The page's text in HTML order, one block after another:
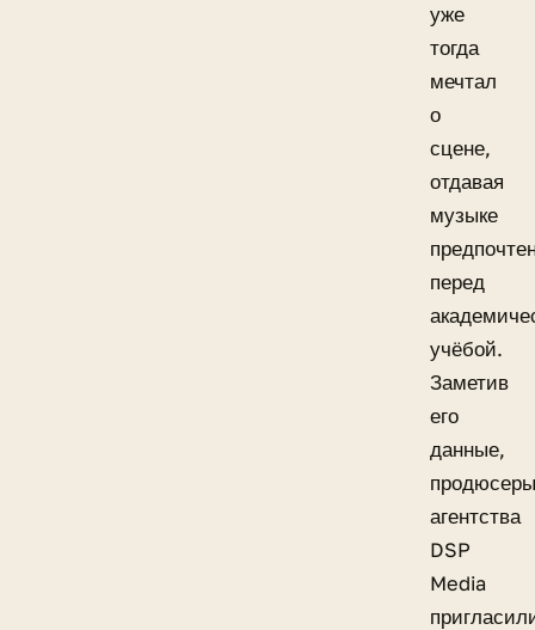
уже
тогда
мечтал
о
сцене,
отдавая
музыке
перед
учёбой.
Заметив
его
данные,
продюсеры
агентства
DSP
Media